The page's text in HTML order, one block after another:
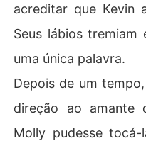
acreditar que Kevin
Seus lábios
uma única palavra.
Depois de um
direção ao amante
Molly pudesse